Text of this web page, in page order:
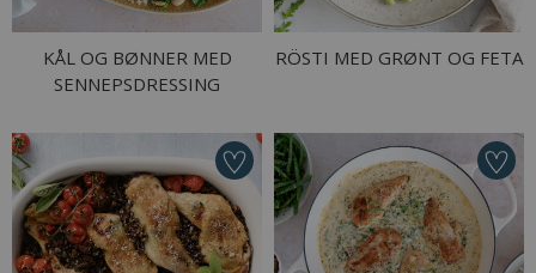
KÅL OG BØNNER MED
SENNEPSDRESSING
RÖSTI MED GRØNT OG FETA